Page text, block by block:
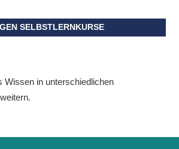
SELBSTLERNKURSE
Wissen in unterschiedlichen